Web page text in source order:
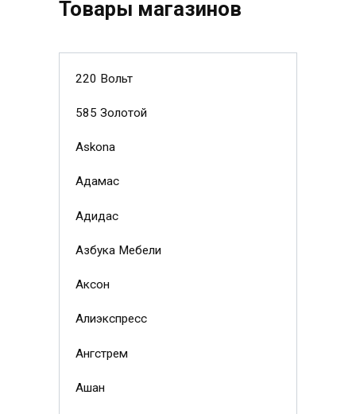
Товары магазинов
220 Вольт
585 Золотой
Askona
Адамас
Адидас
Азбука Мебели
Аксон
Алиэкспресс
Ангстрем
Ашан